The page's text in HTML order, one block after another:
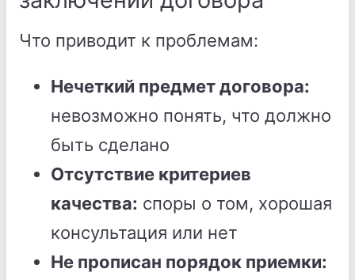
Что приводит к проблемам:
Нечеткий предмет договора:
невозможно понять, что должно
быть сделано
Отсутствие критериев
качества: споры о том, хорошая
консультация или нет
Не прописан порядок приемки: